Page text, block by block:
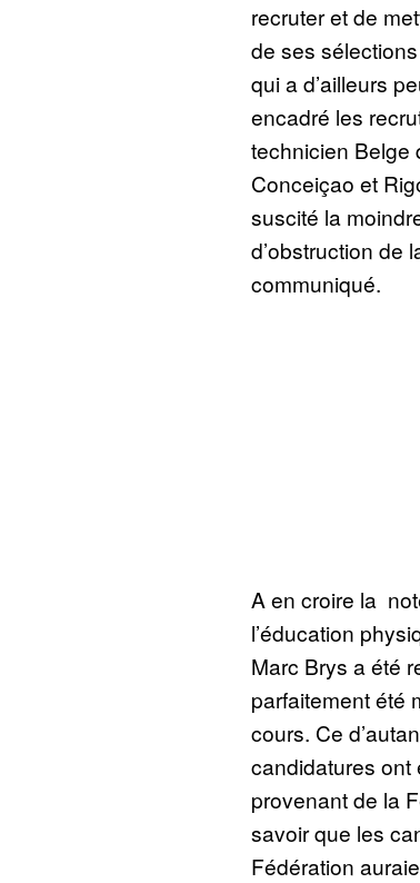
recruter et de
de ses
qui a d’ailleurs
encadré les
technicien Belge
Conceiçao et
suscité la
d’obstruction de
communiqué.
A en croire la
l’éducation
Marc Brys a été
parfaitement été
cours. Ce
candidatures ont
provenant de la
savoir que les
Fédération